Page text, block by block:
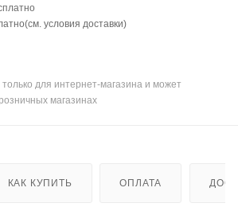
условия доставки)
для интернет-магазина и может
магазинах
КАК КУПИТЬ ОПЛАТА